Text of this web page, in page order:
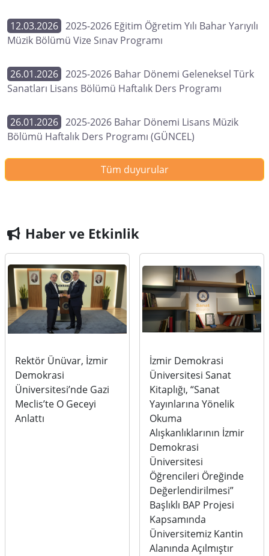
12.03.2026 2025-2026 Eğitim Öğretim Yılı Bahar Yarıyılı
Müzik Bölümü Vize Sınav Programı
26.01.2026 2025-2026 Bahar Dönemi Geleneksel Türk
Sanatları Lisans Bölümü Haftalık Ders Programı
26.01.2026 2025-2026 Bahar Dönemi Lisans Müzik
Bölümü Haftalık Ders Programı (GÜNCEL)
Tüm duyurular
Haber ve Etkinlik
Rektör Ünüvar, İzmir
Demokrasi
Üniversitesi’nde Gazi
Meclis’te O Geceyi
Anlattı
İzmir Demokrasi
Üniversitesi Sanat
Kitaplığı, “Sanat
Yayınlarına Yönelik
Okuma
Alışkanlıklarının İzmir
Demokrasi
Üniversitesi
Öğrencileri Öreğinde
Değerlendirilmesi”
Başlıklı BAP Projesi
Kapsamında
Üniversitemiz Kantin
Alanında Açılmıştır